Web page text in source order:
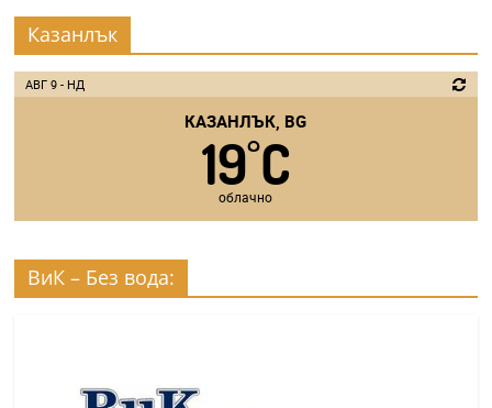
Казанлък
АВГ 9 - НД
КАЗАНЛЪК, BG
19°C
облачно
ВиК – Без вода: